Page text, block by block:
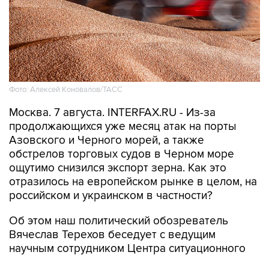
Фото: Алексей Коновалов/ТАСС
Москва. 7 августа. INTERFAX.RU - Из-за
продолжающихся уже месяц атак на порты
Азовского и Черного морей, а также
обстрелов торговых судов в Черном море
ощутимо снизился экспорт зерна. Как это
отразилось на европейском рынке в целом, на
российском и украинском в частности?
Об этом наш политический обозреватель
Вячеслав Терехов беседует с ведущим
научным сотрудником Центра ситуационного